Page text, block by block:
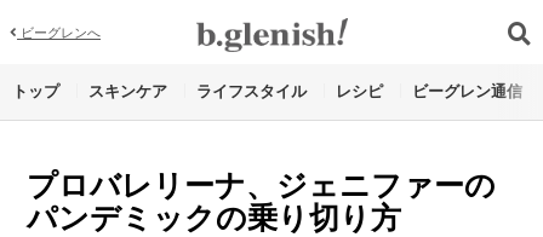
ビーグレンへ
トップ スキンケア ライフスタイル レシピ ビーグレン通信
プロバレリーナ、ジェニファーの
パンデミックの乗り切り方